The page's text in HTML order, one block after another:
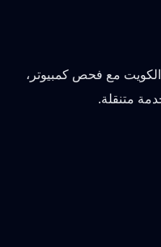
مع فحص كمبيوتر،
متنقلة.